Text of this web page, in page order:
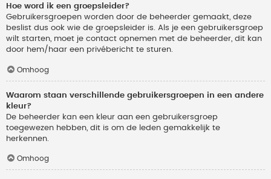
Hoe word ik een groepsleider?
Gebruikersgroepen worden door de beheerder gemaakt, deze
beslist dus ook wie de groepsleider is. Als je een gebruikersgroep
wilt starten, moet je contact opnemen met de beheerder, dit kan
door hem/haar een privébericht te sturen.
Omhoog
Waarom staan verschillende gebruikersgroepen in een andere
kleur?
De beheerder kan een kleur aan een gebruikersgroep
toegewezen hebben, dit is om de leden gemakkelijk te
herkennen.
Omhoog